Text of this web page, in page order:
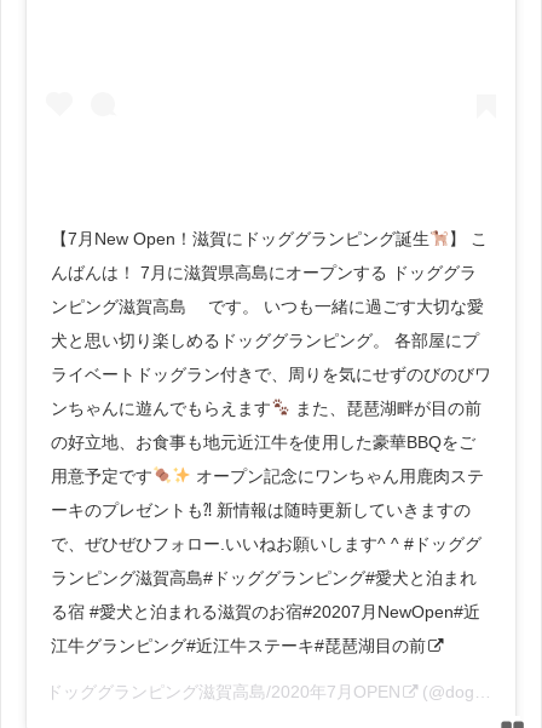
【7月New Open！滋賀にドッググランピング誕生
】 こ
んばんは！ 7月に滋賀県高島にオープンする ドッググラ
ンピング滋賀高島 です。 いつも一緒に過ごす大切な愛
犬と思い切り楽しめるドッググランピング。 各部屋にプ
ライベートドッグラン付きで、周りを気にせずのびのびワ
ンちゃんに遊んでもらえます
また、琵琶湖畔が目の前
の好立地、お食事も地元近江牛を使用した豪華BBQをご
用意予定です
オープン記念にワンちゃん用鹿肉ステ
ーキのプレゼントも⁈ 新情報は随時更新していきますの
で、ぜひぜひフォロー.いいねお願いします^ ^ #ドッググ
ランピング滋賀高島#ドッググランピング#愛犬と泊まれ
る宿 #愛犬と泊まれる滋賀のお宿#20207月NewOpen#近
江牛グランピング#近江牛ステーキ#琵琶湖目の前
ドッググランピング滋賀高島/2020年7月OPEN (@dog_glamping_shiga)がシェアした投稿 –